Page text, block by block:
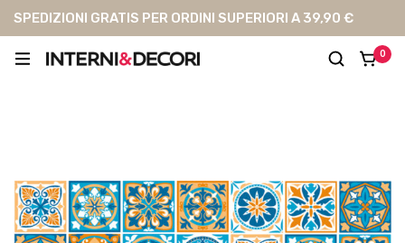
SPEDIZIONI GRATIS PER ORDINI SUPERIORI A 39,90 €
0